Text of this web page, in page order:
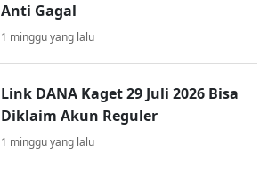
Anti Gagal
1 minggu yang lalu
Link DANA Kaget 29 Juli 2026 Bisa
Diklaim Akun Reguler
1 minggu yang lalu